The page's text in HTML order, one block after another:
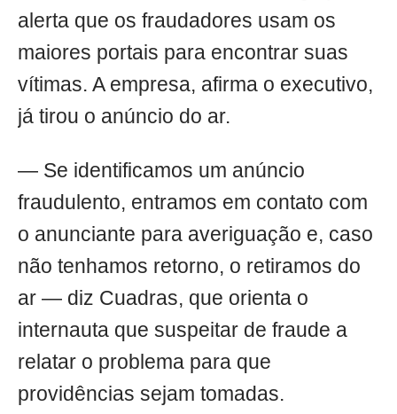
alerta que os fraudadores usam os
maiores portais para encontrar suas
vítimas. A empresa, afirma o executivo,
já tirou o anúncio do ar.
— Se identificamos um anúncio
fraudulento, entramos em contato com
o anunciante para averiguação e, caso
não tenhamos retorno, o retiramos do
ar — diz Cuadras, que orienta o
internauta que suspeitar de fraude a
relatar o problema para que
providências sejam tomadas.